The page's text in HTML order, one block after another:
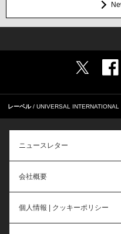
レーベル UNIVERSAL INTERNATIONAL
ニュースレター
会社概要
個人情報 | クッキーポリシー